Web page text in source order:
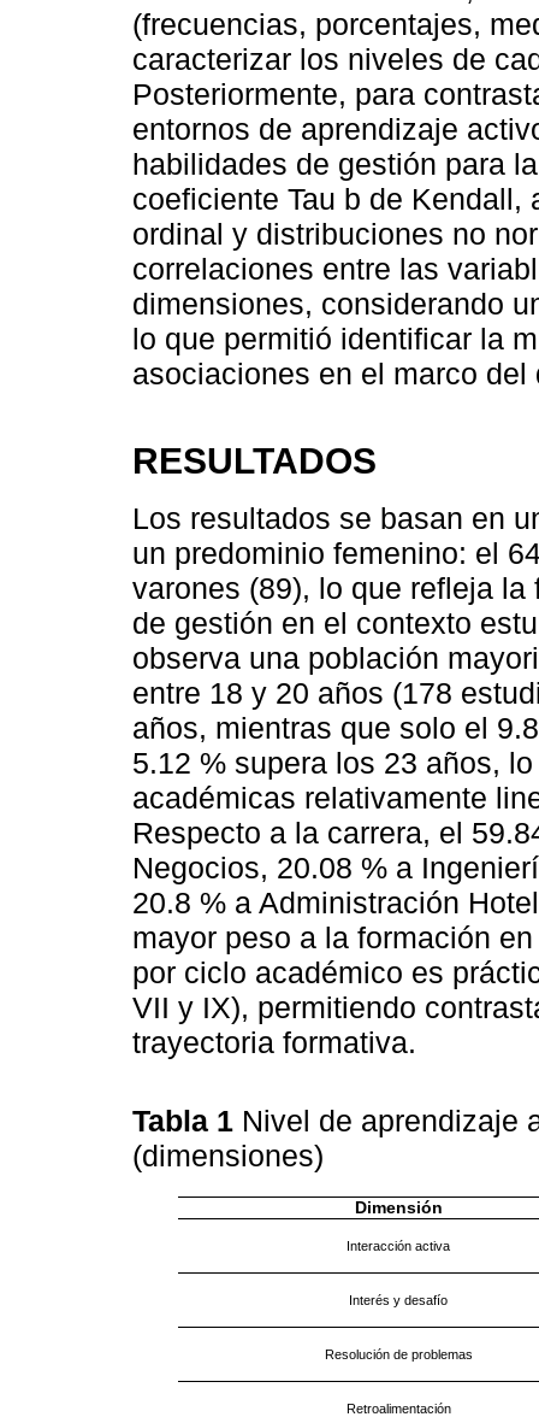
(frecuencias, porcentajes,
caracterizar los niveles de
Posteriormente, para
entornos de aprendizaje
habilidades de gestión para
coeficiente Tau b de
ordinal y distribuciones no
correlaciones entre las
dimensiones, considerando
lo que permitió identificar la
asociaciones en el marco
RESULTADOS
Los resultados se basan en
un predominio femenino: el
varones (89), lo que refleja
de gestión en el contexto
observa una población
entre 18 y 20 años (178
años, mientras que solo el
5.12 % supera los 23 años,
académicas relativamente
Respecto a la carrera, el
Negocios, 20.08 % a
20.8 % a Administración
mayor peso a la formación
por ciclo académico es
VII y IX), permitiendo
trayectoria formativa.
Tabla 1 Nivel de aprendizaje
(dimensiones)
Dimensión
Interacción activa
Interés y desafío
Resolución de problemas
Retroalimentación